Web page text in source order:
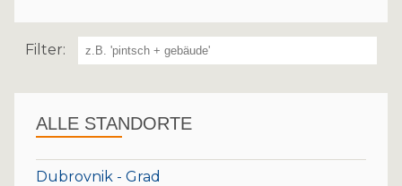
Filter:
ALLE STANDORTE
Dubrovnik - Grad